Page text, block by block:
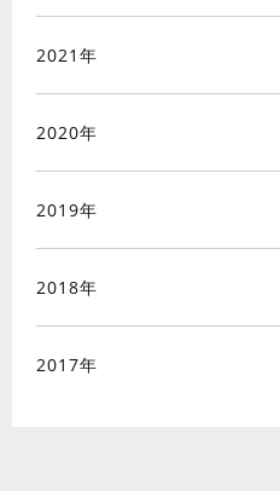
2021年
2020年
2019年
2018年
2017年